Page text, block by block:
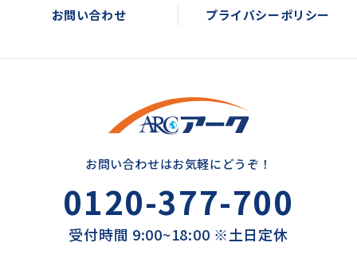
お問い合わせ プライバシーポリシー
お問い合わせはお気軽にどうぞ！
0120-377-700
受付時間 9:00~18:00 ※土日定休